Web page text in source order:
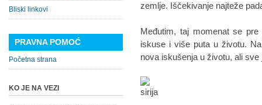
zemlje. Iščekivanje najteže
Međutim, taj momenat se
iskuse i više puta u životu.
nova iskušenja u životu, ali
Bliski linkovi
PRAVNA POMOĆ
Početna strana
KO JE NA VEZI